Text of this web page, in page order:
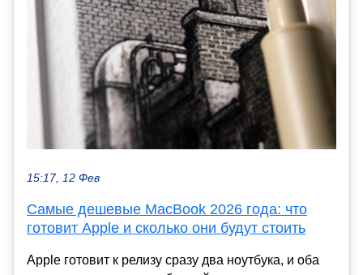
15:17, 12 Фев
Самые дешевые MacBook 2026 года: что
готовит Apple и сколько они будут стоить
Apple готовит к релизу сразу два ноутбука, и оба